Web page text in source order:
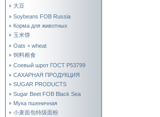
大豆
Soybeans FOB Russia
Корма для животных
玉米饼
Oats + wheat
饲料粮食
Соевый шрот ГОСТ Р53799
САХАРНАЯ ПРОДУКЦИЯ
SUGAR PRODUCTS
Sugar Beet FOB Black Sea
Мука пшеничная
小麦面包特级面粉